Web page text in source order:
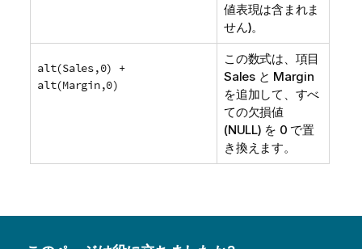
値表現は含まれま
せん)。
alt(Sales,0) +
alt(Margin,0)
この数式は、項目
Salesと Margin
を追加して、すべ
ての欠損値
(NULL) を 0 で置
き換えます。